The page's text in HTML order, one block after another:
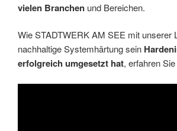
vielen Branchen und Bereichen.
Wie STADTWERK AM SEE mit unserer
nachhaltige Systemhärtung sein
erfolgreich umgesetzt hat, erfahren